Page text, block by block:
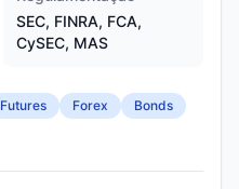
SEC, FINRA, FCA,
CySEC, MAS
Futures Forex
Bonds